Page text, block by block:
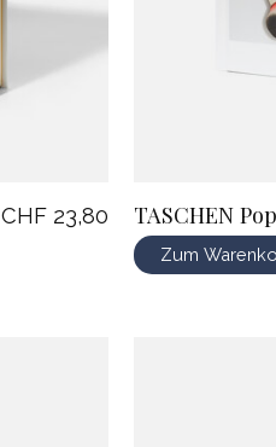
CHF 23,80 TASCHEN
Zum